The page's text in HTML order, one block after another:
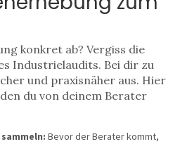
konkret ab? Vergiss die
Industrielaudits. Bei dir zu
und praxisnäher aus. Hier
du von deinem Berater
Bevor der Berater kommt,